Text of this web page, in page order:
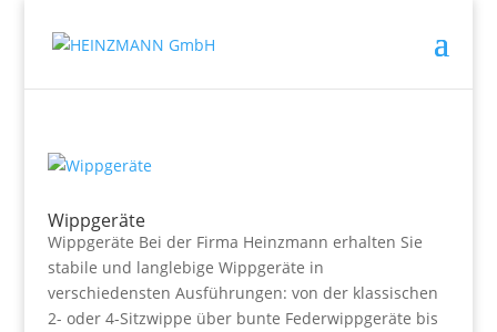
Wippgeräte
Wippgeräte Bei der Firma Heinzmann erhalten Sie
stabile und langlebige Wippgeräte in
verschiedensten Ausführungen: von der klassischen
2- oder 4-Sitzwippe über bunte Federwippgeräte bis